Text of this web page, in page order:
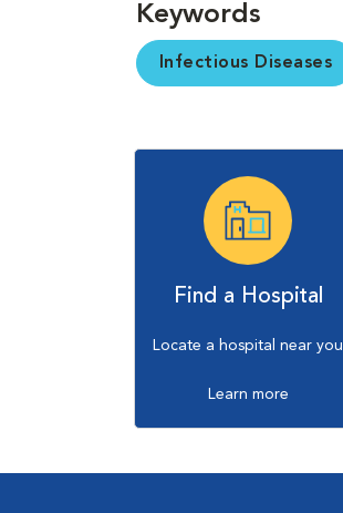
Keywords
Infectious Diseases
Find a Hospital
Locate a hospital near you
Learn more